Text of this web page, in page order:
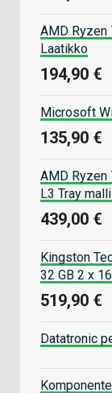
AMD Ryzen
Laatikko
194,90 €
Microsoft
135,90 €
AMD Ryzen
L3 Tray
439,00 €
Kingston
32 GB 2 x
519,90 €
Datatronic